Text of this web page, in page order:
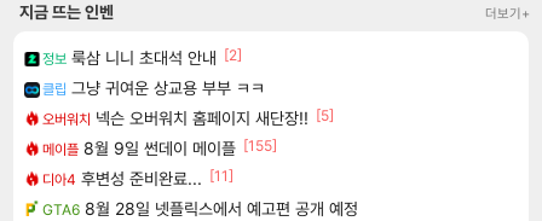
지금 뜨는 인벤 더보기+
정보 룩삼 니니 초대석 안내 [2]
클립 그냥 귀여운 상교용 부부 ㅋㅋ
오버워치 넥슨 오버워치 홈페이지 새단장!! [5]
메이플 8월 9일 썬데이 메이플 [155]
디아4 후변성 준비완료... [11]
GTA6 8월 28일 넷플릭스에서 예고편 공개 예정